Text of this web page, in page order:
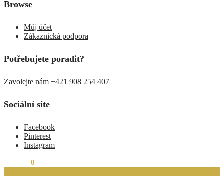
Browse
Můj účet
Zákaznická podpora
Potřebujete poradit?
Zavolejte nám +421 908 254 407
Sociální síte
Facebook
Pinterest
Instagram
0